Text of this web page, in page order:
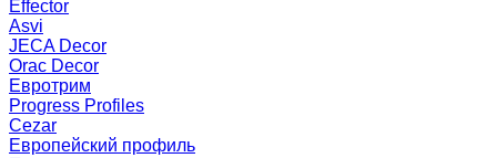
Effector
Asvi
JECA Decor
Orac Decor
Евротрим
Progress Profiles
Cezar
Европейский профиль